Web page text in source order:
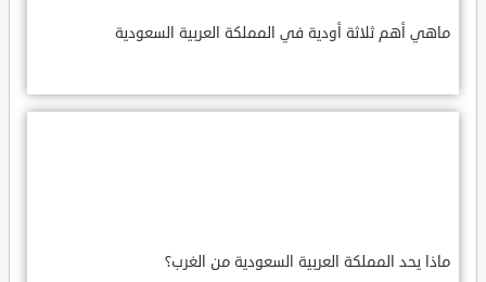
ماهي أهم ثلاثة أودية في المملكة العربية السعودية
ماذا يحد المملكة العربية السعودية من الغرب؟